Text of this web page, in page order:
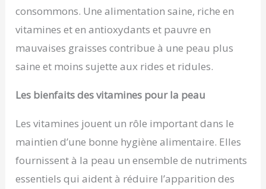
consommons. Une alimentation saine, riche en
vitamines et en antioxydants et pauvre en
mauvaises graisses contribue à une peau plus
saine et moins sujette aux rides et ridules.
Les bienfaits des vitamines pour la peau
Les vitamines jouent un rôle important dans le
maintien d’une bonne hygiène alimentaire. Elles
fournissent à la peau un ensemble de nutriments
essentiels qui aident à réduire l’apparition des